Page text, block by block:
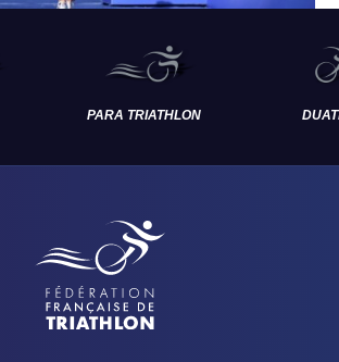
PARA TRIATHLON